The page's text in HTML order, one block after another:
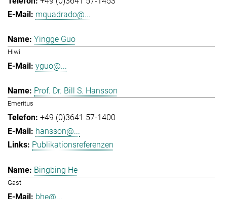
mquadrado@...
Yingge Guo
Hiwi
yguo@...
Prof. Dr. Bill S. Hansson
Emeritus
+49 (0)3641 57-1400
hansson@...
Publikationsreferenzen
Bingbing He
Gast
bhe@...